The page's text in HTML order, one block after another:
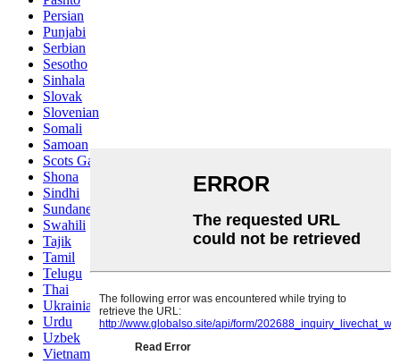
Persian
Punjabi
Serbian
Sesotho
Sinhala
Slovak
Slovenian
Somali
Samoan
Scots Gaelic
Shona
Sindhi
Sundanese
Swahili
Tajik
Tamil
Telugu
Thai
Ukrainian
Urdu
Uzbek
Vietnamese